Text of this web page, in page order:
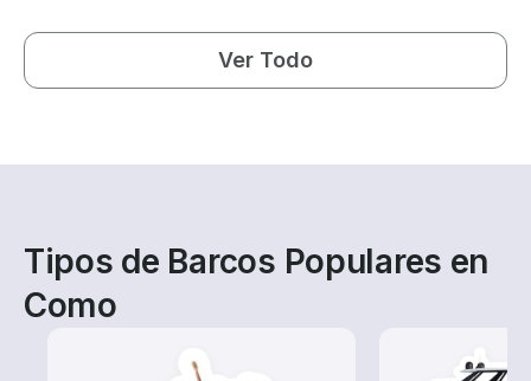
Ver Todo
Tipos de Barcos Populares en
Como